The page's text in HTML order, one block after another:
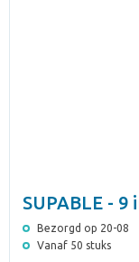
SUPABLE -
Bezorgd op 20-08
Vanaf 50 stuks